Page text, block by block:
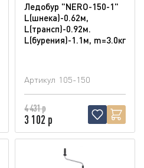
Ледобур "NERO-150-1"
L(шнека)-0.62м,
L(трансп)-0.92м.
L(бурения)-1.1м, m=3.0кг
Артикул 105-150
4 431 р
3 102 р